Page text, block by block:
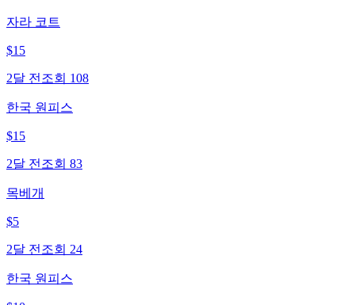
자라 코트
$15
2달 전 조회 108
한국 원피스
$15
2달 전 조회 83
목베개
$5
2달 전 조회 24
한국 원피스